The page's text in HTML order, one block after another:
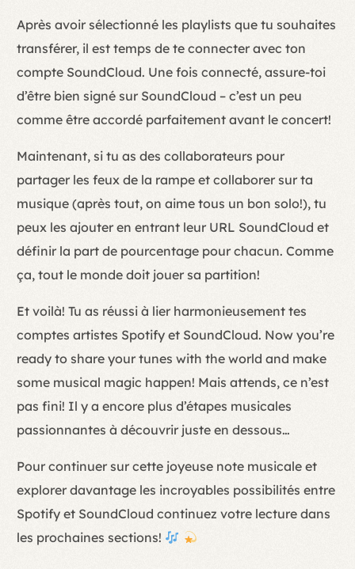
Après avoir sélectionné les playlists que tu souhaites
transférer, il est temps de te connecter avec ton
compte SoundCloud. Une fois connecté, assure-toi
d’être bien signé sur SoundCloud – c’est un peu
comme être accordé parfaitement avant le concert!
Maintenant, si tu as des collaborateurs pour
partager les feux de la rampe et collaborer sur ta
musique (après tout, on aime tous un bon solo!), tu
peux les ajouter en entrant leur URL SoundCloud et
définir la part de pourcentage pour chacun. Comme
ça, tout le monde doit jouer sa partition!
Et voilà! Tu as réussi à lier harmonieusement tes
comptes artistes Spotify et SoundCloud. Now you’re
ready to share your tunes with the world and make
some musical magic happen! Mais attends, ce n’est
pas fini! Il y a encore plus d’étapes musicales
passionnantes à découvrir juste en dessous…
Pour continuer sur cette joyeuse note musicale et
explorer davantage les incroyables possibilités entre
Spotify et SoundCloud continuez votre lecture dans
les prochaines sections!